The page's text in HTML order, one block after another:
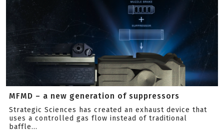
MFMD – a new generation of suppressors
Strategic Sciences has created an exhaust device that
uses a controlled gas flow instead of traditional
baffle...